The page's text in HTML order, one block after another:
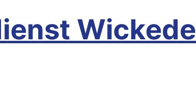
Wickede